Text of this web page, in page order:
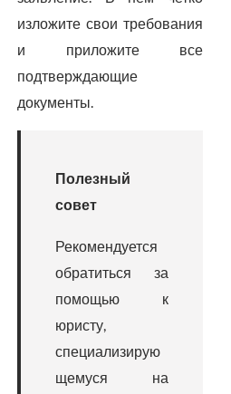
изложите свои требования
и приложите все
подтверждающие
документы.
Полезный
совет
Рекомендуется
обратиться за
помощью к
юристу,
специализирую
щемуся на